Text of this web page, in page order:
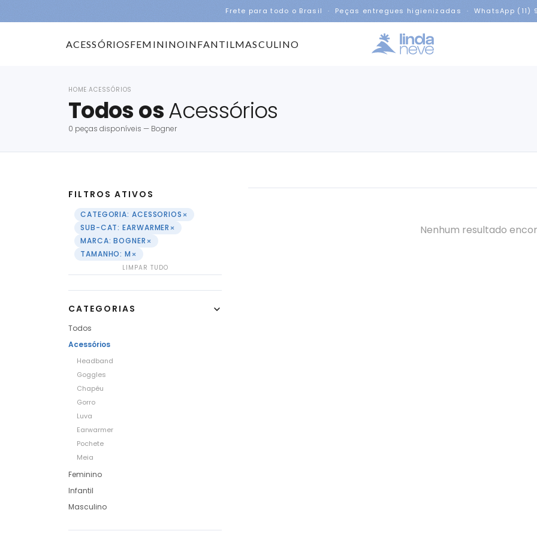
Frete para todo o Brasil · Peças entregues higienizadas · WhatsApp (11)
ACESSÓRIOSFEMININOINFANTILMASCULINO
HOME ›ACESSÓRIOS
Todos osAcessórios
0 peças disponíveis — Bogner
FILTROS ATIVOS
CATEGORIA: ACESSORIOS×
SUB-CAT: EARWARMER×
MARCA: BOGNER×
TAMANHO: M×
LIMPAR TUDO
CATEGORIAS
Todos
Acessórios
Headband
Goggles
Chapéu
Gorro
Luva
Earwarmer
Pochete
Meia
Feminino
Infantil
Masculino
Nenhum resultado